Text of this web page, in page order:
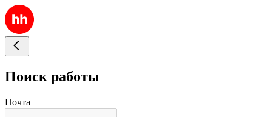
Поиск работы
Почта